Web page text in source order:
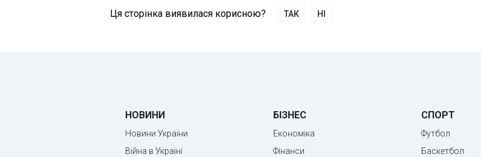
Ця сторінка виявилася корисною? ТАК НІ
НОВИНИ
Новини України
Війна в Україні
БІЗНЕС
Економіка
Фінанси
СПОРТ
Футбол
Баскетбол